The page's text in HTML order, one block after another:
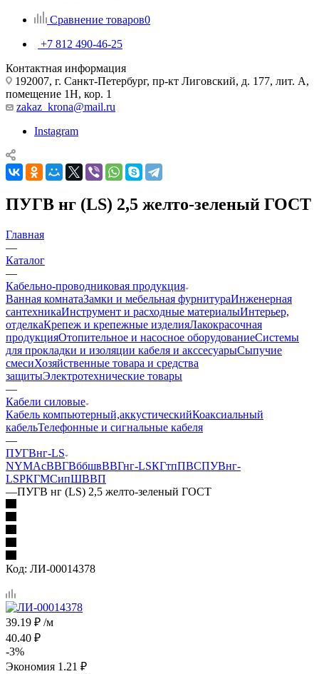
Сравнение товаров0
+7 812 490-46-25
Контактная информация
192007, г. Санкт-Петербург, пр-кт Лиговский, д. 177, лит. А,
помещение 1Н, кор. 1
zakaz_krona@mail.ru
Instagram
ПУГВ нг (LS) 2,5 желто-зеленый ГОСТ
Главная
—
Каталог
—
Кабельно-проводниковая продукция
Ванная комнатаЗамки и мебельная фурнитураИнженерная
сантехникаИнструмент и расходные материалыИнтерьер,
отделкаКрепеж и крепежные изделияЛакокрасочная
продукцияОтопительное и насосное оборудованиеСистемы
для прокладки и изоляции кабеля и акссесуарыСыпучие
смесиХозяйственные товара и средства
защитыЭлектротехнические товары
—
Кабели силовые
Кабель компьютерный,аккустическийКоаксиальный
кабельТелефонные и сигнальные кабеля
—
ПУГВнг-LS
NYMАсВВГВббшвВВГнг-LSКГтпПВСПУВнг-
LSРКГМСипШВВП
—ПУГВ нг (LS) 2,5 желто-зеленый ГОСТ
Код: ЛИ-00014378
39.19 ₽ /м
40.40 ₽
-3%
Экономия 1.21 ₽